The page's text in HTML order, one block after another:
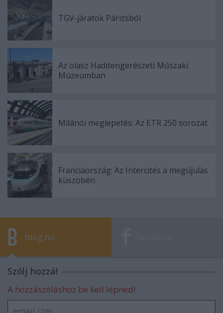
TGV-járatok Párizsból
Az olasz Haditengerészeti Műszaki
Múzeumban
Milánói meglepetés: Az ETR 250 sorozat
Franciaország: Az Intercités a megújulás
küszöbén
blog.hu
Szólj hozzá!
A hozzászóláshoz be kell lépned!